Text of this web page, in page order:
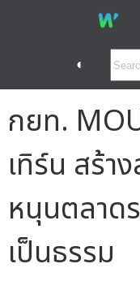
◐
กยท.
เทิร์น สร้า
หนุนตลาด
เป็นธรรม